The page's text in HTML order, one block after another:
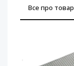
Все про товар